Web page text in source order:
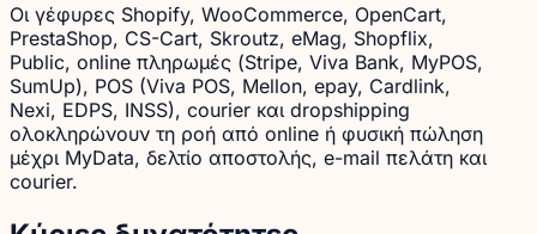
Οι γέφυρες Shopify, WooCommerce, OpenCart,
PrestaShop, CS-Cart, Skroutz, eMag, Shopflix,
Public, online πληρωμές (Stripe, Viva Bank, MyPOS,
SumUp), POS (Viva POS, Mellon, epay, Cardlink,
Nexi, EDPS, INSS), courier και dropshipping
ολοκληρώνουν τη ροή από online ή φυσική πώληση
μέχρι MyData, δελτίο αποστολής, e-mail πελάτη και
courier.